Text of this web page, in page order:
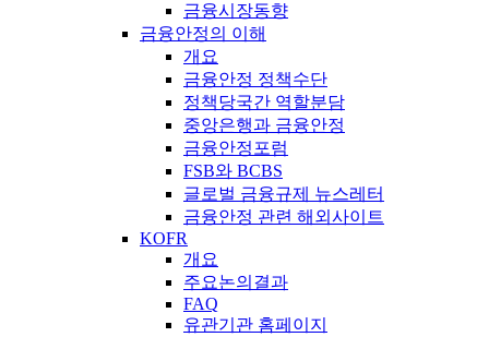
금융시장동향
금융안정의 이해
개요
금융안정 정책수단
정책당국간 역할분담
중앙은행과 금융안정
금융안정포럼
FSB와 BCBS
글로벌 금융규제 뉴스레터
금융안정 관련 해외사이트
KOFR
개요
주요논의결과
FAQ
유관기관 홈페이지